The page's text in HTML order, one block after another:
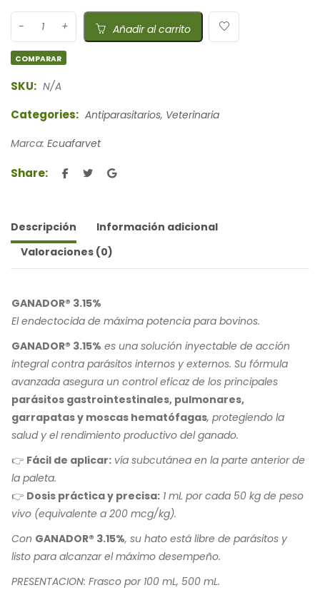
Añadir al carrito
COMPARAR
SKU: N/A
Categories: Antiparasitarios, Veterinaria
Marca: Ecuafarvet
Share:
Descripción
Información adicional
Valoraciones (0)
GANADOR® 3.15%
El endectocida de máxima potencia para bovinos.
GANADOR® 3.15% es una solución inyectable de acción
integral contra parásitos internos y externos. Su fórmula
avanzada asegura un control eficaz de los principales
parásitos gastrointestinales, pulmonares,
garrapatas y moscas hematófagas, protegiendo la
salud y el rendimiento productivo del ganado.
👉 Fácil de aplicar: vía subcutánea en la parte anterior de
la paleta.
👉 Dosis práctica y precisa: 1 mL por cada 50 kg de peso
vivo (equivalente a 200 mcg/kg).
Con GANADOR® 3.15%, su hato está libre de parásitos y
listo para alcanzar el máximo desempeño.
PRESENTACION: Frasco por 100 mL, 500 mL.